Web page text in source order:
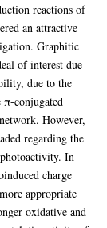
reactions of
an attractive
Graphitic
of interest due
due to the
conjugated
However,
regarding the
In
charge
appropriate
oxidative and